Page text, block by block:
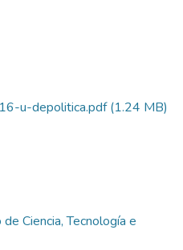
u-depolitica.pdf(1.24 MB)
Ciencia, Tecnología e